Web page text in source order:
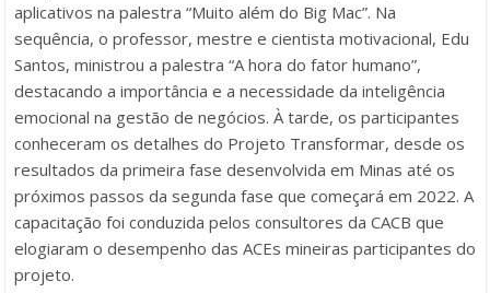
aplicativos na palestra “Muito além do Big Mac”. Na
sequência, o professor, mestre e cientista motivacional, Edu
Santos, ministrou a palestra “A hora do fator humano”,
destacando a importância e a necessidade da inteligência
emocional na gestão de negócios. À tarde, os participantes
conheceram os detalhes do Projeto Transformar, desde os
resultados da primeira fase desenvolvida em Minas até os
próximos passos da segunda fase que começará em 2022. A
capacitação foi conduzida pelos consultores da CACB que
elogiaram o desempenho das ACEs mineiras participantes do
projeto.